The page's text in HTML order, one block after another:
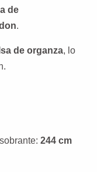
de
.
de organza, lo
244 cm